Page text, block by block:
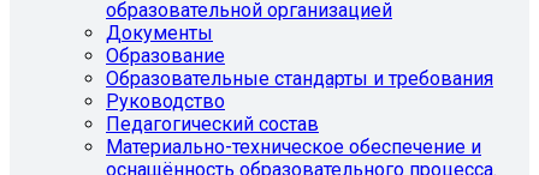
образовательной организацией
Документы
Образование
Образовательные стандарты и требования
Руководство
Педагогический состав
Материально-техническое обеспечение и
оснащённость образовательного процесса.